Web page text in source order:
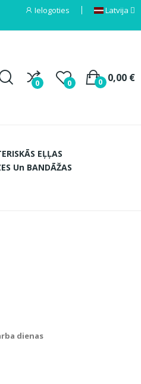
Ielogoties Latvija
0 0 0,00 €
0
EĻĻAS
Un BANDĀŽAS
dienas